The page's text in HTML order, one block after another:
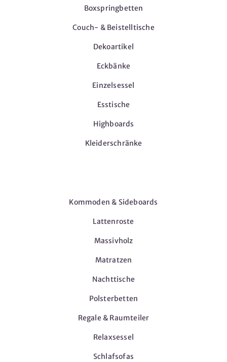
Boxspringbetten
Couch- & Beistelltische
Dekoartikel
Eckbänke
Einzelsessel
Esstische
Highboards
Kleiderschränke
Kommoden & Sideboards
Lattenroste
Massivholz
Matratzen
Nachttische
Polsterbetten
Regale & Raumteiler
Relaxsessel
Schlafsofas